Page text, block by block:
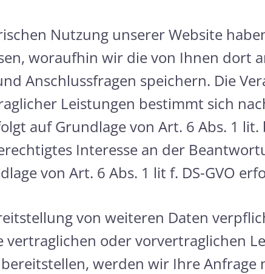
Nutzung unserer Website
woraufhin wir die von Ihnen dort
Anschlussfragen speichern. Die
Leistungen bestimmt sich
auf Grundlage von Art. 6 Abs. 1 lit.
Interesse an der
von Art. 6 Abs. 1 lit f. DS-GVO
von weiteren Daten
vertraglichen oder vorvertraglichen
werden wir Ihre